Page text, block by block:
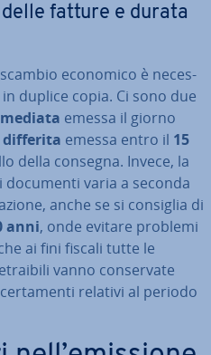
fatture e durata
economico è ne­ces­
duplice copia. Ci sono due
emessa il giorno
emessa entro il 15
della consegna. Invece, la
varia a seconda
anche se si consiglia di
anni, onde evitare problemi
ai fini fiscali tutte le
vanno con­ser­va­te
relativi al periodo